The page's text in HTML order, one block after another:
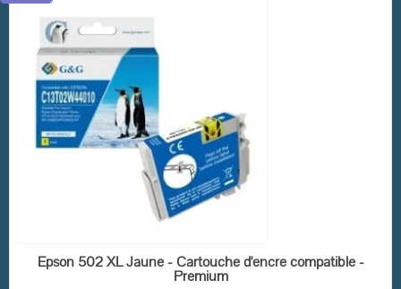
EN STOCK
Epson 502 XL Jaune - Cartouche d'encre compatible -
Premium